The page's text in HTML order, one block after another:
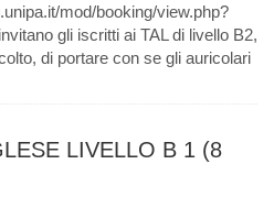
mod/booking/view.php?
gli iscritti ai TAL di livello B2,
di portare con se gli auricolari
LIVELLO B 1 (8